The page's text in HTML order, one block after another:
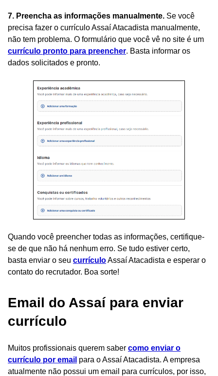
7. Preencha as informações manualmente. Se você
precisa fazer o currículo Assaí Atacadista manualmente,
não tem problema. O formulário que você vê no site é um
currículo pronto para preencher. Basta informar os
dados solicitados e pronto.
Quando você preencher todas as informações, certifique-
se de que não há nenhum erro. Se tudo estiver certo,
basta enviar o seu currículoAssaí Atacadista e esperar o
contato do recrutador. Boa sorte!
Email do Assaí para enviar
currículo
Muitos profissionais querem saber como enviar o
currículo por email para o Assaí Atacadista. A empresa
atualmente não possui um email para currículos, por isso,